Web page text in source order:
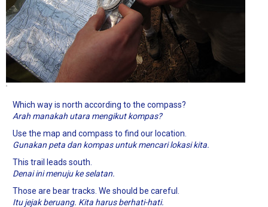
Which way is north according to the compass?
Arah manakah utara mengikut kompas?
Use the map and compass to find our location.
Gunakan peta dan kompas untuk mencari lokasi kita.
This trail leads south.
Denai ini menuju ke selatan.
Those are bear tracks. We should be careful.
Itu jejak beruang. Kita harus berhati-hati.